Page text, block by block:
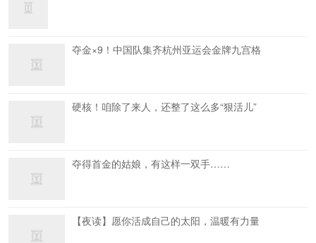
夺金×9！中国队集齐杭州亚运会金牌九宫格
硬核！咱除了来人，还整了这么多“狠活儿”
夺得首金的姑娘，有这样一双手……
【夜读】愿你活成自己的太阳，温暖有力量